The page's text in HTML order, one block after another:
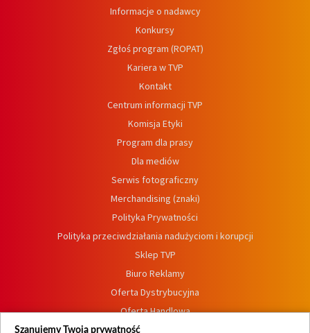
Informacje o nadawcy
Konkursy
Zgłoś program (ROPAT)
Kariera w TVP
Kontakt
Centrum informacji TVP
Komisja Etyki
Program dla prasy
Dla mediów
Serwis fotograficzny
Merchandising (znaki)
Polityka Prywatności
Polityka przeciwdziałania nadużyciom i korupcji
Sklep TVP
Biuro Reklamy
Oferta Dystrybucyjna
Oferta Handlowa
Dostępność
Szanujemy Twoją prywatność